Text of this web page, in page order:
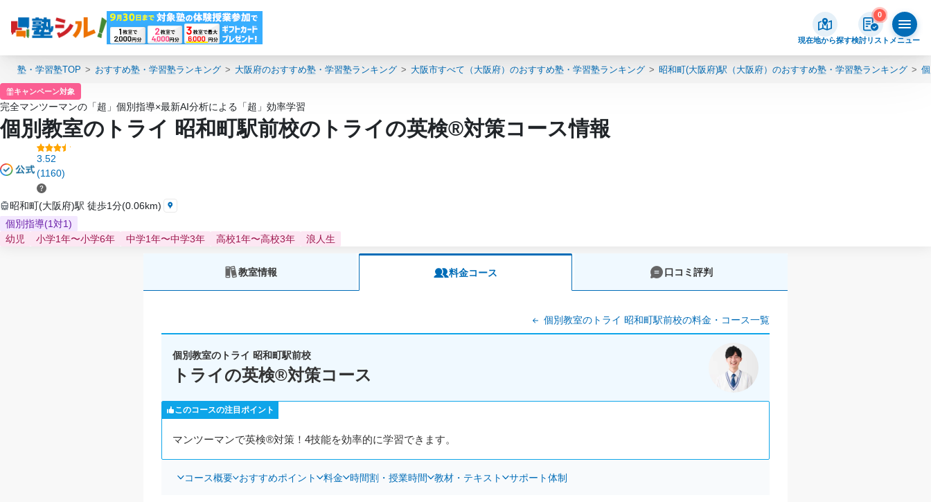
現在地から探す
0
検討リスト メニュー
塾・学習塾TOP おすすめ塾・学習塾ランキング 大阪府のおすすめ塾・学習塾ランキング 大阪市すべて（大阪府）のおすすめ塾・学習塾ランキング 昭和町(大阪府)駅（大阪府）のおすすめ塾・学習塾ランキング
キャンペーン対象
完全マンツーマンの「超」個別指導×最新AI分析による「超」効率学習
個別教室のトライ 昭和町駅前校のトライの英検®対策コース情報
3.52
(1160)
昭和町(大阪府)駅 徒歩1分(0.06km)
個別指導(1対1)
幼児
小学1年〜小学6年 中学1年〜中学3年 高校1年〜高校3年 浪人生
教室情報 料金コース 口コミ評判
個別教室のトライ 昭和町駅前校の料金・コース一覧
個別教室のトライ 昭和町駅前校
トライの英検®対策コース
このコースの注目ポイント
マンツーマンで英検®対策！4技能を効率的に学習できます。
コース概要 おすすめポイント 料金 時間割・授業時間 教材・テキスト サポート体制